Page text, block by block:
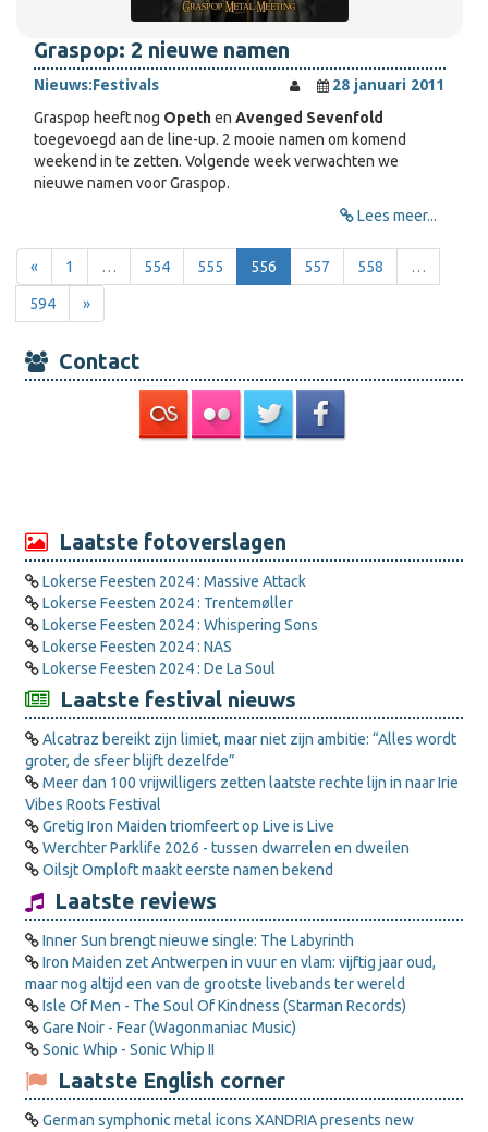
Graspop: 2 nieuwe namen
Nieuws:Festivals
28 januari 2011
Graspop heeft nog Opethen Avenged Sevenfold
toegevoegd aan de line-up. 2 mooie namen om komend
weekend in te zetten. Volgende week verwachten we
nieuwe namen voor Graspop.
Lees meer...
« 1 … 554 555 556 557 558 …
594 »
Contact
Laatste fotoverslagen
Lokerse Feesten 2024 : Massive Attack
Lokerse Feesten 2024 : Trentemøller
Lokerse Feesten 2024 : Whispering Sons
Lokerse Feesten 2024 : NAS
Lokerse Feesten 2024 : De La Soul
Laatste festival nieuws
Alcatraz bereikt zijn limiet, maar niet zijn ambitie: “Alles wordt
groter, de sfeer blijft dezelfde”
Meer dan 100 vrijwilligers zetten laatste rechte lijn in naar Irie
Vibes Roots Festival
Gretig Iron Maiden triomfeert op Live is Live
Werchter Parklife 2026 - tussen dwarrelen en dweilen
Oilsjt Omploft maakt eerste namen bekend
Laatste reviews
Inner Sun brengt nieuwe single: The Labyrinth
Iron Maiden zet Antwerpen in vuur en vlam: vijftig jaar oud,
maar nog altijd een van de grootste livebands ter wereld
Isle Of Men - The Soul Of Kindness (Starman Records)
Gare Noir - Fear (Wagonmaniac Music)
Sonic Whip - Sonic Whip II
Laatste English corner
German symphonic metal icons XANDRIA presents new